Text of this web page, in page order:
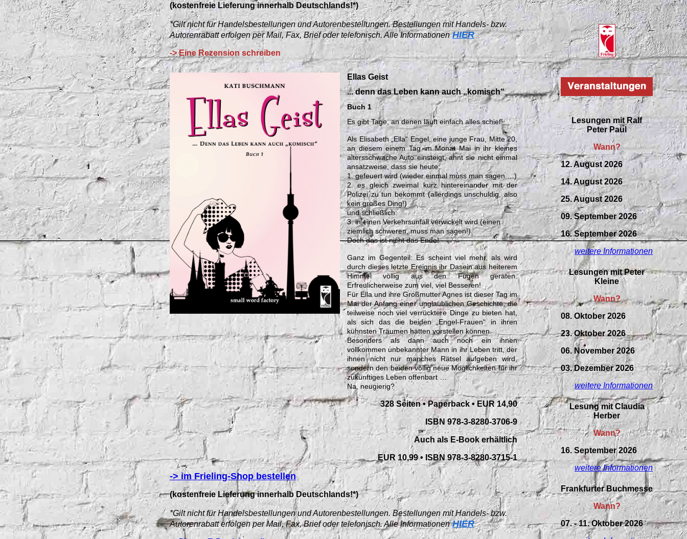
(kostenfreie Lieferung innerhalb Deutschlands!*)
*Gilt nicht für Handelsbestellungen und Autorenbestellungen. Bestellungen mit Handels- bzw.
Autorenrabatt erfolgen per Mail, Fax, Brief oder telefonisch. Alle Informationen HIER
-> Eine Rezension schreiben
Ellas Geist
... denn das Leben kann auch „komisch“
Buch 1
Es gibt Tage, an denen läuft einfach alles schief!
Als Elisabeth „Ella“ Engel, eine junge Frau, Mitte 20,
an diesem einem Tag im Monat Mai in ihr kleines
altersschwache Auto einsteigt, ahnt sie nicht einmal
ansatzweise, dass sie heute:
1. gefeuert wird (wieder einmal muss man sagen …)
2. es gleich zweimal kurz hintereinander mit der
Polizei zu tun bekommt (allerdings unschuldig, also
kein großes Ding!)
und schließlich:
3. in einen Verkehrsunfall verwickelt wird (einen
ziemlich schweren, muss man sagen!)
Doch das ist nicht das Ende!
Ganz im Gegenteil: Es scheint viel mehr, als wird
durch dieses letzte Ereignis ihr Dasein aus heiterem
Himmel völlig aus den Fugen geraten.
Erfreulicherweise zum viel, viel Besseren!
Für Ella und ihre Großmutter Agnes ist dieser Tag im
Mai der Anfang einer unglaublichen Geschichte, die
teilweise noch viel verrücktere Dinge zu bieten hat,
als sich das die beiden „Engel-Frauen“ in ihren
kühnsten Träumen hätten vorstellen können.
Besonders als dann auch noch ein ihnen
vollkommen unbekannter Mann in ihr Leben tritt, der
ihnen nicht nur manches Rätsel aufgeben wird,
sondern den beiden völlig neue Möglichkeiten für ihr
zukünftiges Leben offenbart …
Na, neugierig?
328 Seiten • Paperback • EUR 14,90
ISBN 978-3-8280-3706-9
Auch als E-Book erhältlich
EUR 10,99 • ISBN 978-3-8280-3715-1
-> im Frieling-Shop bestellen
(kostenfreie Lieferung innerhalb Deutschlands!*)
*Gilt nicht für Handelsbestellungen und Autorenbestellungen. Bestellungen mit Handels- bzw.
Autorenrabatt erfolgen per Mail, Fax, Brief oder telefonisch. Alle Informationen HIER
Lesungen mit Ralf
Peter Paul
Wann?
12. August 2026
14. August 2026
25. August 2026
09.September2026
16. September 2026
weitere Informationen
Lesungen mit Peter
Kleine
Wann?
08. Oktober 2026
23. Oktober 2026
06. November 2026
03. Dezember 2026
weitere Informationen
Lesung mit Claudia
Herber
Wann?
16. September 2026
weitere Informationen
Frankfurter Buchmesse
Wann?
07. - 11. Oktober 2026